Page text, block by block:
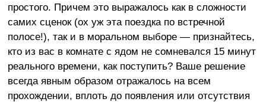
простого. Причем это выражалось как в сложности
самих сценок (ох уж эта поездка по встречной
полосе!), так и в моральном выборе — признайтесь,
кто из вас в комнате с ядом не сомневался 15 минут
реального времени, как поступить? Ваше решение
всегда явным образом отражалось на всем
прохождении, вплоть до появления или отсутствия